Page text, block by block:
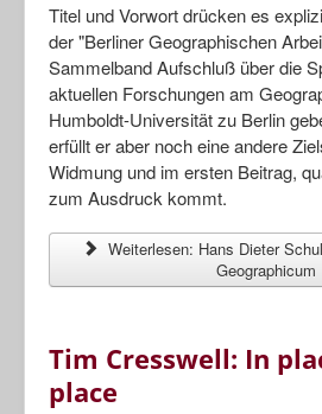
Titel und Vorwort drücken es
der "Berliner Geographischen
Sammelband Aufschluß über die
aktuellen Forschungen am
Humboldt-Universität zu Berlin
erfüllt er aber noch eine andere
Widmung und im ersten Beitrag,
zum Ausdruck kommt.
Weiterlesen: Hans Dieter
Geographicum
Tim Cresswell: In
place